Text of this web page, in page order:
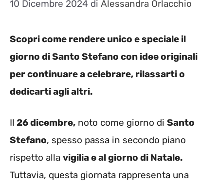
10 Dicembre 2024 di Alessandra Orlacchio
Scopri come rendere unico e speciale il
giorno di Santo Stefano con idee originali
per continuare a celebrare, rilassarti o
dedicarti agli altri.
Il 26 dicembre, noto come giorno di Santo
Stefano, spesso passa in secondo piano
rispetto alla vigilia e al giorno di Natale.
Tuttavia, questa giornata rappresenta una